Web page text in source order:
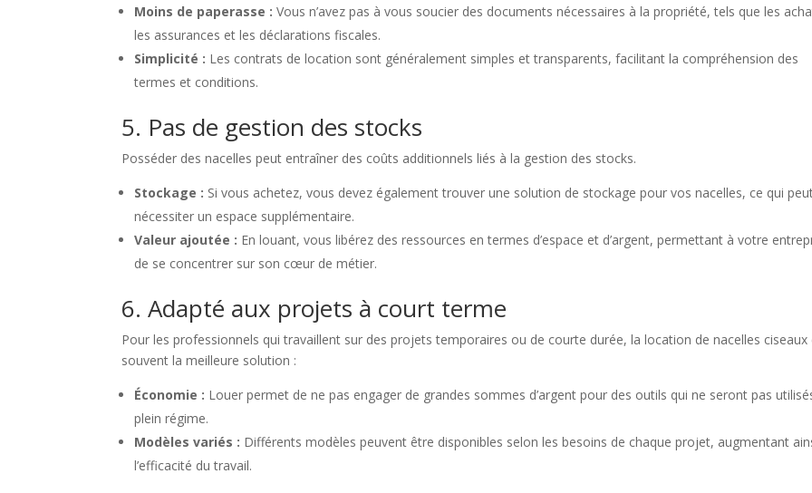
Moins de paperasse : Vous n’avez pas à vous soucier des documents nécessaires à la propriété, tels que les
les assurances et les déclarations fiscales.
Simplicité : Les contrats de location sont généralement simples et transparents, facilitant la compréhension des
termes et conditions.
5. Pas de gestion des stocks
Posséder des nacelles peut entraîner des coûts additionnels liés à la gestion des stocks.
Stockage : Si vous achetez, vous devez également trouver une solution de stockage pour vos nacelles, ce qui
nécessiter un espace supplémentaire.
Valeur ajoutée : En louant, vous libérez des ressources en termes d’espace et d’argent, permettant à votre
de se concentrer sur son cœur de métier.
6. Adapté aux projets à court terme
Pour les professionnels qui travaillent sur des projets temporaires ou de courte durée, la location de nacelles ciseaux
souvent la meilleure solution :
Économie : Louer permet de ne pas engager de grandes sommes d’argent pour des outils qui ne seront pas
plein régime.
Modèles variés : Différents modèles peuvent être disponibles selon les besoins de chaque projet, augmentant
l’efficacité du travail.